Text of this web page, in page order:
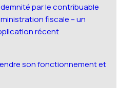
par le contribuable
fiscale – un
récent
son fonctionnement et